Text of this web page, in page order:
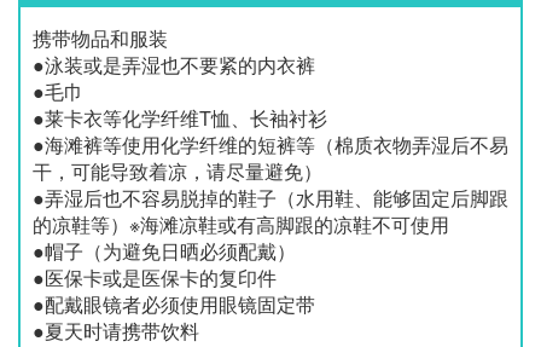
携带物品和服装
●泳装或是弄湿也不要紧的内衣裤
●毛巾
●莱卡衣等化学纤维T恤、长袖衬衫
●海滩裤等使用化学纤维的短裤等（棉质衣物弄湿后不易
干，可能导致着凉，请尽量避免）
●弄湿后也不容易脱掉的鞋子（水用鞋、能够固定后脚跟
的凉鞋等）※海滩凉鞋或有高脚跟的凉鞋不可使用
●帽子（为避免日晒必须配戴）
●医保卡或是医保卡的复印件
●配戴眼镜者必须使用眼镜固定带
●夏天时请携带饮料